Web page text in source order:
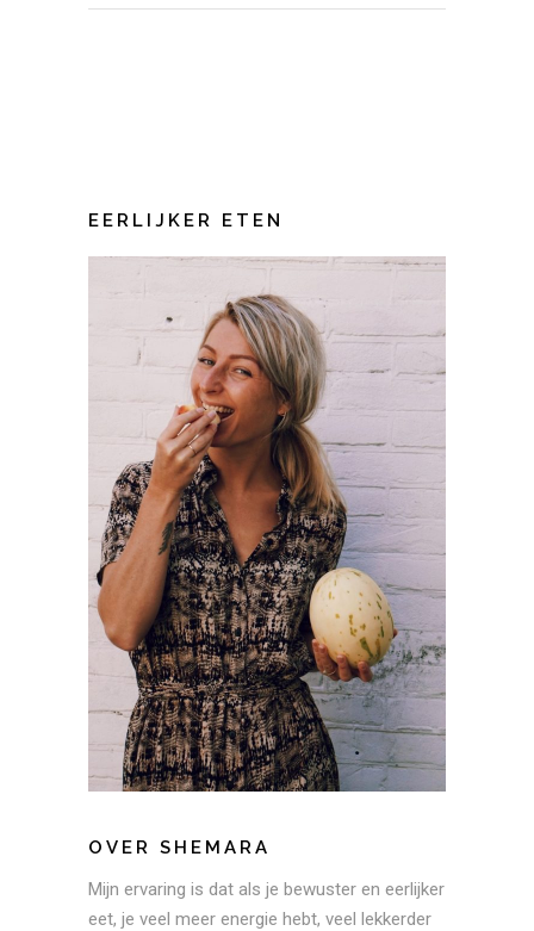
EERLIJKER ETEN
OVER SHEMARA
Mijn ervaring is dat als je bewuster en eerlijker
eet, je veel meer energie hebt, veel lekkerder